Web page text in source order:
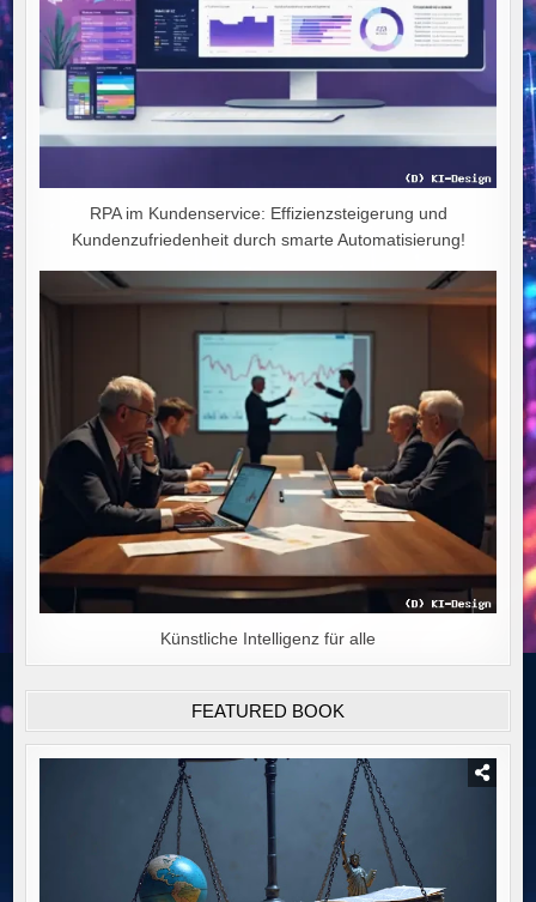
RPA im Kundenservice: Effizienzsteigerung und
Kundenzufriedenheit durch smarte Automatisierung!
Künstliche Intelligenz für alle
FEATURED BOOK